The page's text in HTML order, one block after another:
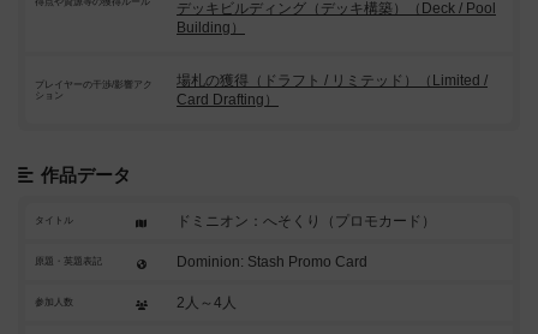
得点や資源等の獲得ルール
デッキビルディング（デッキ構築）（Deck / Pool
Building）
プレイヤーの干渉/影響アク
ション
場札の獲得（ドラフト / リミテッド）（Limited /
Card Drafting）
作品データ
タイトル ドミニオン：へそくり（プロモカード）
原題・英題表記 Dominion: Stash Promo Card
参加人数 2人～4人